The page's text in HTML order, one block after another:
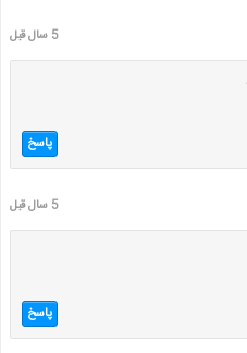
5 سال قبل
پاسخ
5 سال قبل
پاسخ